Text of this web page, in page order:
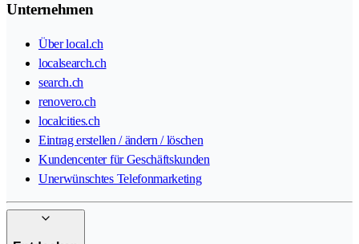
Unternehmen
Über local.ch
localsearch.ch
search.ch
renovero.ch
localcities.ch
Eintrag erstellen / ändern / löschen
Kundencenter für Geschäftskunden
Unerwünschtes Telefonmarketing